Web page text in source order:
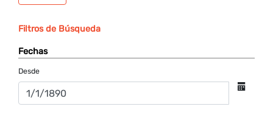
Filtros de Búsqueda
Fechas
Desde